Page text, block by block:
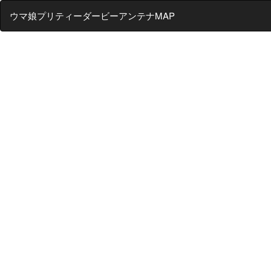
ウマ娘プリティーダービーアンテナMAP